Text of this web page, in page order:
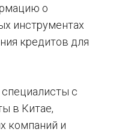
о
инструментах
кредитов для
с
в Китае,
компаний и